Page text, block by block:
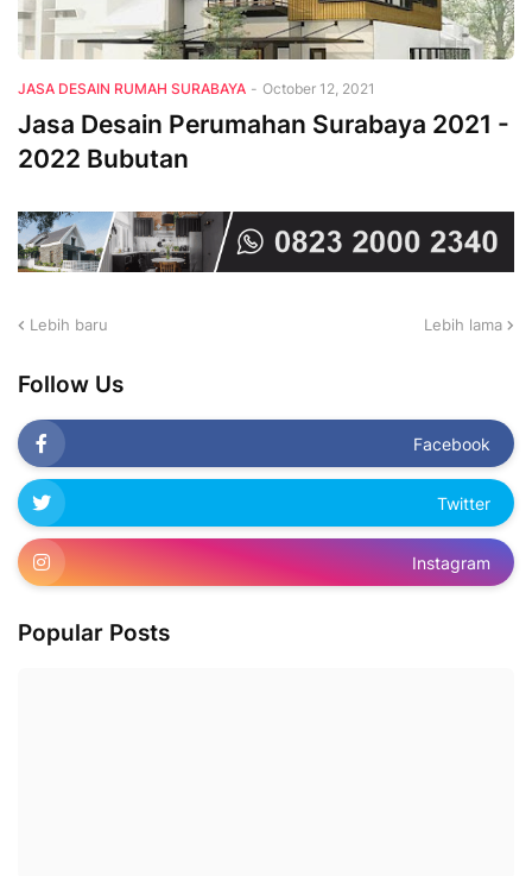
JASA DESAIN RUMAH SURABAYA - October 12, 2021
Jasa Desain Perumahan Surabaya 2021 -
2022 Bubutan
Lebih baru Lebih lama
Follow Us
Facebook
Twitter
Instagram
Popular Posts